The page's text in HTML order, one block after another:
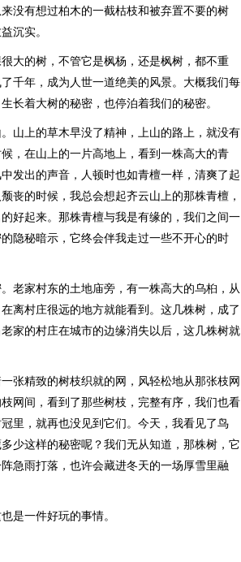
没有想过柏木的一截枯枝和被弃置不要的树
沉实。
大的树，不管它是枫杨，还是枫树，都不重
千年，成为人世一道绝美的风景。大概我们每
长着大树的秘密，也停泊着我们的秘密。
山上的草木早没了精神，上山的路上，就没有
，在山上的一片高地上，看到一株高大的青
发出的声音，人顿时也如青檀一样，清爽了起
丧的时候，我总会想起齐云山上的那株青檀，
好起来。那株青檀与我是有缘的，我们之间一
隐秘暗示，它终会伴我走过一些不开心的时
老家村东的土地庙旁，有一株高大的乌桕，从
离村庄很远的地方就能看到。这几株树，成了
家的村庄在城市的边缘消失以后，这几株树就
张精致的树枝织就的网，风轻松地从那张枝网
网间，看到了那些树枝，完整有序，我们也看
里，就再也没见到它们。今天，我看见了鸟
少这样的秘密呢？我们无从知道，那株树，它
急雨打落，也许会藏进冬天的一场厚雪里融
是一件好玩的事情。